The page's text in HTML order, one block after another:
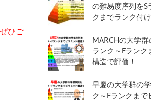
ひご
の難易度序列をS
クまでランク付
MARCHの大学群
ランク～Fランク
構造で評価！
早慶の大学群の
ク～Fランクまで